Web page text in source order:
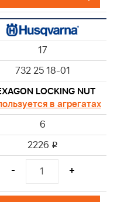
17
732 25 18-01
LOCKING NUT
в агрегатах
6
2226 i
- +